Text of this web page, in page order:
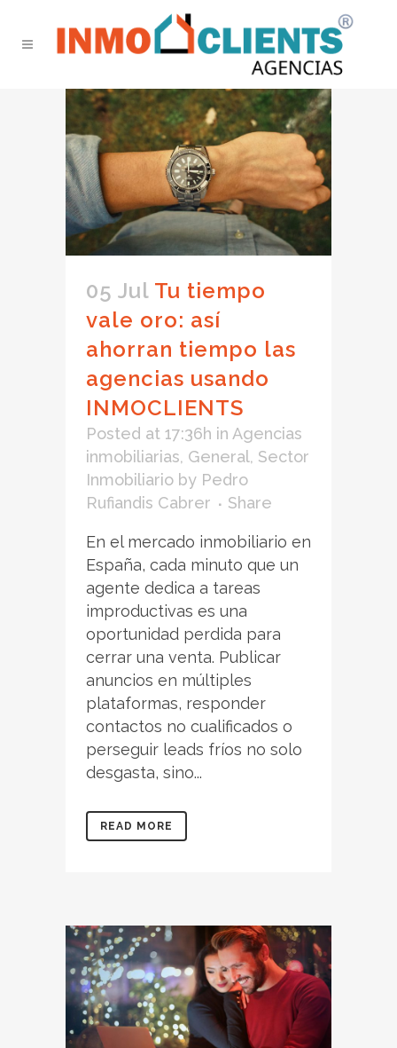
05 Jul Tu tiempo
vale oro: así
ahorran tiempo las
agencias usando
INMOCLIENTS
Posted at 17:36h in Agencias
inmobiliarias, General, Sector
Inmobiliario by Pedro
Rufiandis Cabrer
Share
En el mercado inmobiliario en
España, cada minuto que un
agente dedica a tareas
improductivas es una
oportunidad perdida para
cerrar una venta. Publicar
anuncios en múltiples
plataformas, responder
contactos no cualificados o
perseguir leads fríos no solo
desgasta, sino...
READ MORE